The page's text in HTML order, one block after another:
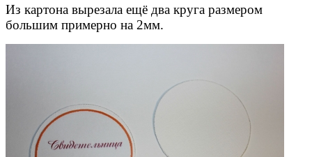
Из картона вырезала ещё два круга размером
большим примерно на 2мм.